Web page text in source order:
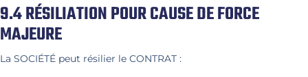
9.4 RÉSILIATION POUR CAUSE DE FORCE
MAJEURE
La SOCIÉTÉ peut résilier le CONTRAT :